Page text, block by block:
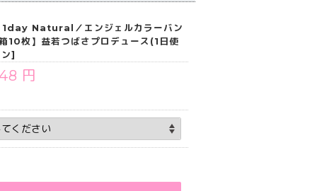
Natural／エンジェルカラーバン
10枚】益若つばさプロデュース(1日使
]
円